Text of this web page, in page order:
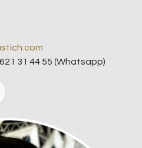
31 44 55 (Whatsapp)